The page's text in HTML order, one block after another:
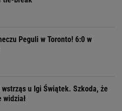
Peguli w Toronto! 6:0 w
u Igi Świątek. Szkoda, że
widział